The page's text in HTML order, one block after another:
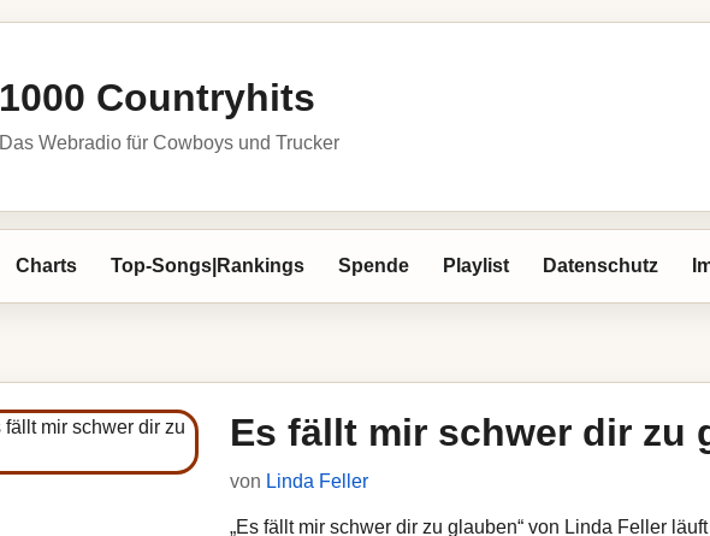
1000 Countryhits
Das Webradio für Cowboys und Trucker
Charts Top-Songs|Rankings Spende Playlist Datenschutz
Es fällt mir schwer dir zu
von Linda Feller
„Es fällt mir schwer dir zu glauben“ von Linda Feller